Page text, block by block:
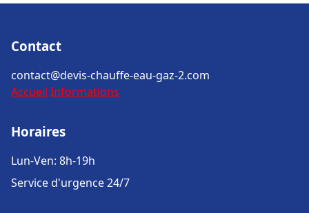
Contact
contact@devis-chauffe-eau-gaz-2.com
Accueil Informations
Horaires
Lun-Ven: 8h-19h
Service d'urgence 24/7